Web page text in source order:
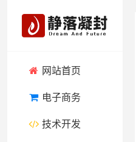
网站首页
电子商务
技术开发